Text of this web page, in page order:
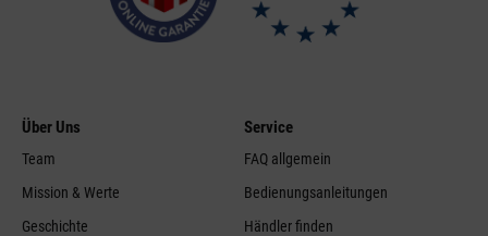
Über Uns
Team
Mission & Werte
Geschichte
Service
FAQ allgemein
Bedienungsanleitungen
Händler finden